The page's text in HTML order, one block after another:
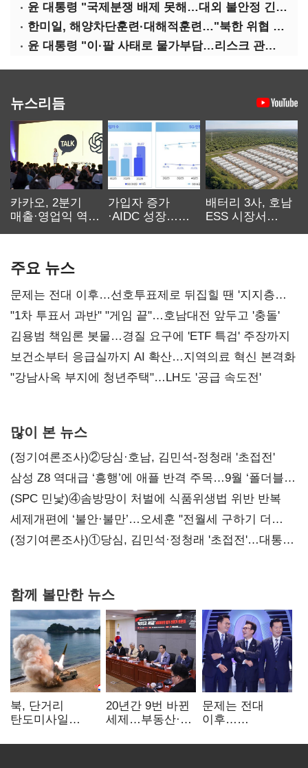
윤 대통령 "국제분쟁 배제 못해…대외 불안정 긴밀대응"
한미일, 해양차단훈련·대해적훈련…"북한 위협 억제"
윤 대통령 "이·팔 사태로 물가부담…리스크 관리 만전 기해야"
뉴스리듬
카카오, 2분기
매출·영업익 역대
가입자 증가
·AIDC 성장…
배터리 3사, 호남
ESS 시장서
주요 뉴스
문제는 전대 이후…선호투표제로 뒤집힐 땐 '지지층
불복'
"1차 투표서 과반" "게임 끝"…호남대전 앞두고 '충돌'
김용범 책임론 봇물…경질 요구에 'ETF 특검' 주장까지
보건소부터 응급실까지 AI 확산…지역의료 혁신 본격화
"강남사옥 부지에 청년주택"…LH도 '공급 속도전'
많이 본 뉴스
(정기여론조사)②당심·호남, 김민석-정청래 '초접전'
삼성 Z8 역대급 ‘흥행’에 애플 반격 주목…9월 ‘폴더블
대전’
(SPC 민낯)④솜방망이 처벌에 식품위생법 위반 반복
세제개편에 ‘불안·불만’…오세훈 "전월세 구하기 더
힘들어질 것"
(정기여론조사)①당심, 김민석·정청래 '초접전'…대통령
함께 볼만한 뉴스
북, 단거리
탄도미사일
"즉각 중단 촉구"
20년간 9번 바뀐
세제…부동산·
건드렸다
문제는 전대
이후…
뒤집힐 땐